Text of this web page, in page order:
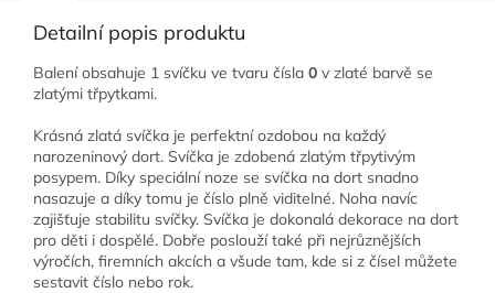
Detailní popis produktu
Balení obsahuje 1 svíčku ve tvaru čísla 0 v zlaté barvě se
zlatými třpytkami.
Krásná zlatá svíčka je perfektní ozdobou na každý
narozeninový dort. Svíčka je zdobená zlatým třpytivým
posypem. Díky speciální noze se svíčka na dort snadno
nasazuje a díky tomu je číslo plně viditelné. Noha navíc
zajišťuje stabilitu svíčky. Svíčka je dokonalá dekorace na dort
pro děti i dospělé. Dobře poslouží také při nejrůznějších
výročích, firemních akcích a všude tam, kde si z čísel můžete
sestavit číslo nebo rok.